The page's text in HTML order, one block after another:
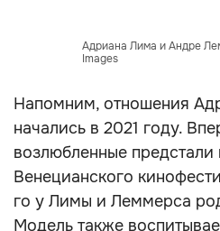
Адриана Лима и Андре
Images
Напомним, отношения
начались в 2021 году.
возлюбленные
Венецианского
го у Лимы и Леммерса
Модель также